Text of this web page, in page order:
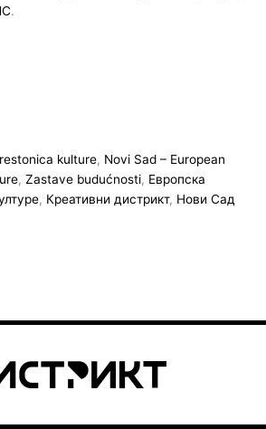
.
kulture, Novi Sad – European
,Zastave budućnosti, Европска
, Креативни дистрикт, Нови Сад